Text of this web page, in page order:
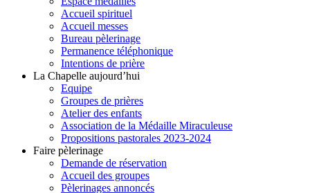
Accueil spirituel
Accueil messes
Bureau pèlerinage
Permanence téléphonique
Intentions de prière
La Chapelle aujourd’hui
Equipe
Groupes de prières
Atelier des enfants
Association de la Médaille Miraculeuse
Propositions pastorales 2023-2024
Faire pèlerinage
Demande de réservation
Accueil des groupes
Pèlerinages annoncés